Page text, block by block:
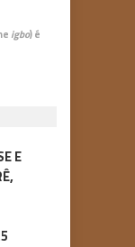
igbo) é
E